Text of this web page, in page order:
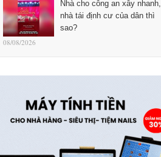
Nhà cho công an xây nhanh,
nhà tái định cư của dân thì
sao?
08/08/2026